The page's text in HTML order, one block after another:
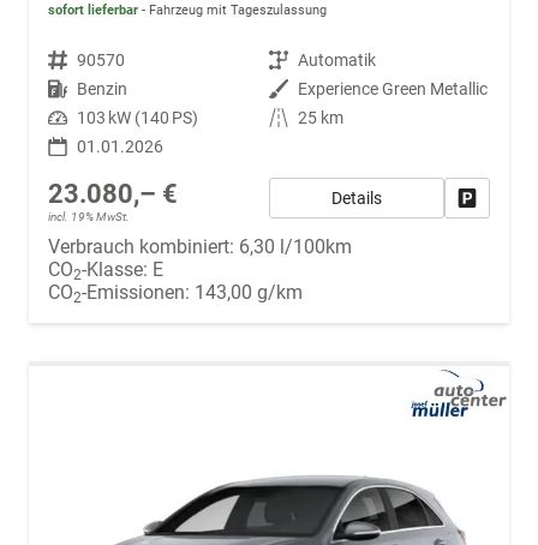
sofort lieferbar Fahrzeug mit Tageszulassung
Fahrzeugnr. 90570 Getriebe Automatik
Kraftstoff Benzin Außenfarbe Experience Green Metallic
Leistung 103 kW (140 PS) Kilometerstand 25 km
01.01.2026
23.080,– €
incl. 19% MwSt.
Details
Verbrauch kombiniert: 6,30 l/100km
CO2-Klasse: E
CO2-Emissionen: 143,00 g/km